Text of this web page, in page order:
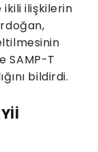
ilişkilerin
SAMP-T
bildirdi.